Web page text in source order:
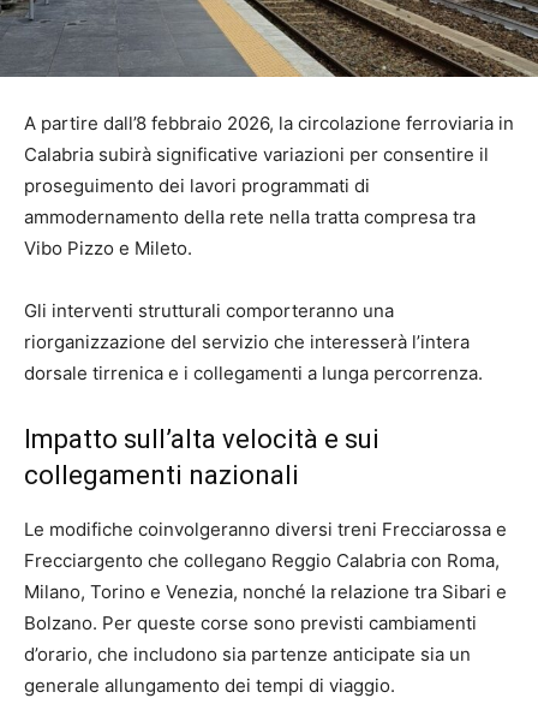
A partire dall’8 febbraio 2026, la circolazione ferroviaria in
Calabria subirà significative variazioni per consentire il
proseguimento dei lavori programmati di
ammodernamento della rete nella tratta compresa tra
Vibo Pizzo e Mileto.
Gli interventi strutturali comporteranno una
riorganizzazione del servizio che interesserà l’intera
dorsale tirrenica e i collegamenti a lunga percorrenza.
Impatto sull’alta velocità e sui
collegamenti nazionali
Le modifiche coinvolgeranno diversi treni Frecciarossa e
Frecciargento che collegano Reggio Calabria con Roma,
Milano, Torino e Venezia, nonché la relazione tra Sibari e
Bolzano. Per queste corse sono previsti cambiamenti
d’orario, che includono sia partenze anticipate sia un
generale allungamento dei tempi di viaggio.